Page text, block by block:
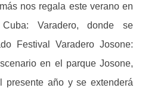
nos regala este verano en
Varadero, donde se
Festival Varadero Josone:
en el parque Josone,
año y se extenderá